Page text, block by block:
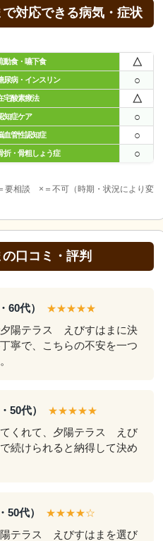
対応できる病気・症状
動食・嚥下食 △
尿病・インスリン ○
宅酸素療法 △
知症ケア ○
血管性認知症 ○
折・骨粗しょう症 ○
相談 ×＝不可（時期・状況により変
口コミ・評判
60代） ★★★★★
陽テラス えびすはまに決
寧で、こちらの不安を一つ
50代） ★★★★★
くれて、夕陽テラス えび
続けられると納得して決め
50代） ★★★★☆
テラス えびすはまを選び